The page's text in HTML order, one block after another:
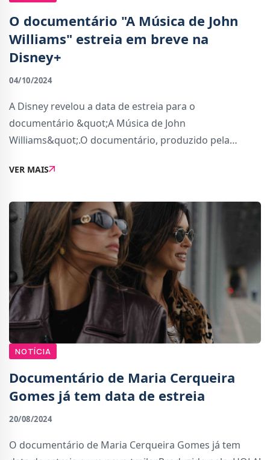
O documentário "A Música de John
Williams" estreia em breve na
Disney+
04/10/2024
A Disney revelou a data de estreia para o
documentário &quot;A Música de John
Williams&quot;.O documentário, produzido pela
Documentaries, mergulha na impressionante carreira
VER MAIS
NOTÍCIA
Documentário de Maria Cerqueira
Gomes já tem data de estreia
20/08/2024
O documentário de Maria Cerqueira Gomes já tem